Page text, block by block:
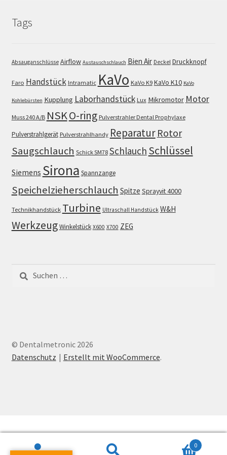
Tags
Absauganschlüsse Airflow Austauschschlauch Bien Air Deckel Druckknopf
Faro Handstück Intramatic KaVo KaVo K9 KaVo K10 KaVo
Kohlebürsten Kupplung Laborhandstück Lux Mikromotor Motor
Muss 240 A/B NSKO-ring Pulverstrahler Dental Prophylaxe
Pulverstrahlgerät Pulverstrahlhandy Reparatur Rotor
Saugschlauch Schick SM78 Schlauch Schlüssel
Siemens Sirona Spannzange
Speichelzieherschlauch Spitze Sprayvit 4000
Technikhandstück Turbine Ultraschall Handstück W&H
WerkzeugWinkelstück X600 X700 ZEG
Suchen
nach:
© Dentalmetronic 2026
Datenschutz
Erstellt mit WooCommerce.
0